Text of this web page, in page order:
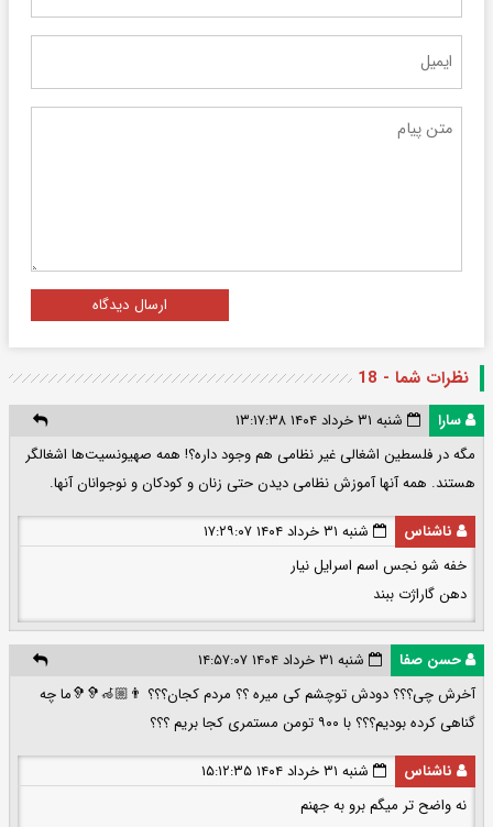
ارسال دیدگاه
نظرات شما - 18
سارا
شنبه ۳۱ خرداد ۱۴۰۴ ۱۳:۱۷:۳۸
مگه در فلسطین اشغالی غیر نظامی هم وجود داره؟! همه صهیونسیت‌ها اشغالگر
هستند. همه آنها آموزش نظامی دیدن حتی زنان و کودکان و نوجوانان آنها.
ناشناس
شنبه ۳۱ خرداد ۱۴۰۴ ۱۷:۲۹:۰۷
خفه شو نجس اسم اسرایل نیار
دهن گاراژت ببند
حسن صفا
شنبه ۳۱ خرداد ۱۴۰۴ ۱۴:۵۷:۰۷
آخرش چی؟؟؟ دودش توچشم کی میره ؟؟ مردم کجان؟؟؟ 👨🏼‍🦽🦻🦻ما چه
گناهی کرده بودیم؟؟؟ با ۹۰۰ تومن مستمری کجا بریم ؟؟؟
ناشناس
شنبه ۳۱ خرداد ۱۴۰۴ ۱۵:۱۲:۳۵
نه واضح تر میگم برو به جهنم